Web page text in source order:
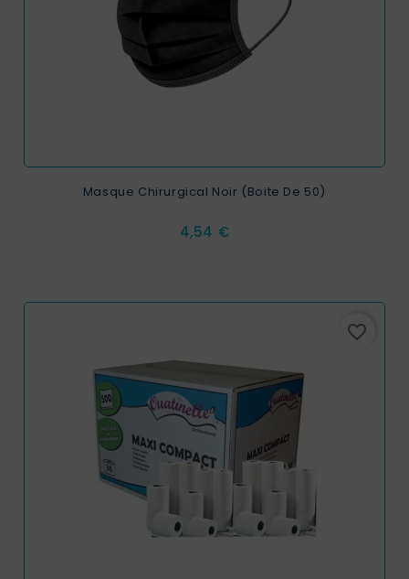
Masque Chirurgical Noir (Boite De 50)
Prix
4,54 €
favorite_border